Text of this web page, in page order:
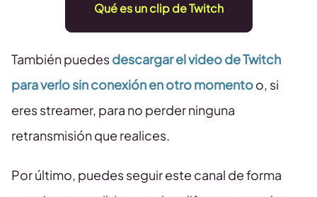
Qué es un clip de Twitch
También puedesdescargar el video de Twitch
para verlo sin conexión en otro momentoo, si
eres streamer, para no perder ninguna
retransmisión que realices.
Por último, puedes seguir este canal de forma